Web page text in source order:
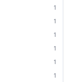
1
1
1
1
1
1